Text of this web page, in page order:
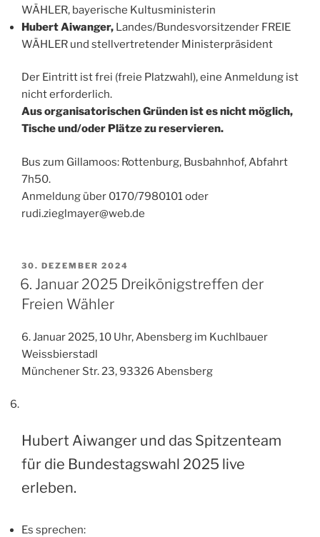
WÄHLER, bayerische Kultusministerin
Hubert Aiwanger, Landes/Bundesvorsitzender FREIE
WÄHLER und stellvertretender Ministerpräsident
Der Eintritt ist frei (freie Platzwahl), eine Anmeldung ist
nicht erforderlich.
Aus organisatorischen Gründen ist es nicht möglich,
Tische und/oder Plätze zu reservieren.
Bus zum Gillamoos: Rottenburg, Busbahnhof, Abfahrt
7h50.
Anmeldung über 0170/7980101 oder
rudi.zieglmayer@web.de
VERÖFFENTLICHT
AM
30. DEZEMBER 2024
6. Januar 2025 Dreikönigstreffen der
Freien Wähler
6. Januar 2025, 10 Uhr, Abensberg im Kuchlbauer
Weissbierstadl
Münchener Str. 23, 93326 Abensberg
Hubert Aiwanger und das Spitzenteam
für die Bundestagswahl 2025 live
erleben.
Es sprechen: